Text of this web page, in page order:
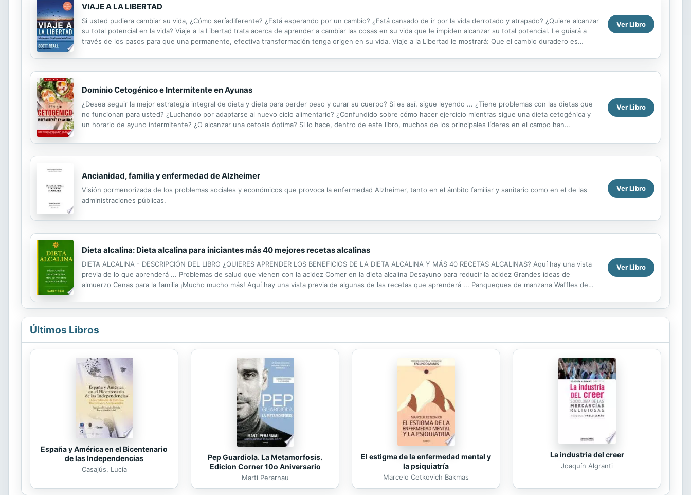
VIAJE A LA LIBERTAD
Si usted pudiera cambiar su vida, ¿Cómo seríadiferente? ¿Está esperando por un cambio? ¿Está cansado de ir por la vida derrotado y atrapado? ¿Quiere alcanzar
su total potencial en la vida? Viaje a la Libertad trata acerca de aprender a cambiar las cosas en su vida que le impiden alcanzar su total potencial. Le guiará a
través de los pasos para que una permanente, efectiva transformación tenga origen en su vida. Viaje a la Libertad le mostrará: Que el cambio duradero es
Ver Libro
Dominio Cetogénico e Intermitente en Ayunas
¿Desea seguir la mejor estrategia integral de dieta y dieta para perder peso y curar su cuerpo? Si es así, sigue leyendo ... ¿Tiene problemas con las dietas que
no funcionan para usted? ¿Luchando por adaptarse al nuevo ciclo alimentario? ¿Confundido sobre cómo hacer ejercicio mientras sigue una dieta cetogénica y
un horario de ayuno intermitente? ¿O alcanzar una cetosis óptima? Si lo hace, dentro de este libro, muchos de los principales líderes en el campo han
Ver Libro
Ancianidad, familia y enfermedad de Alzheimer
Visión pormenorizada de los problemas sociales y económicos que provoca la enfermedad Alzheimer, tanto en el ámbito familiar y sanitario como en el de las
administraciones públicas.
Ver Libro
Dieta alcalina: Dieta alcalina para iniciantes más 40 mejores recetas alcalinas
DIETA ALCALINA - DESCRIPCIÓN DEL LIBRO ¿QUIERES APRENDER LOS BENEFICIOS DE LA DIETA ALCALINA Y MÁS 40 RECETAS ALCALINAS? Aquí hay una vista
previa de lo que aprenderá ... Problemas de salud que vienen con la acidez Comer en la dieta alcalina Desayuno para reducir la acidez Grandes ideas de
almuerzo Cenas para la familia ¡Mucho mucho más! Aquí hay una vista previa de algunas de las recetas que aprenderá ... Panqueques de manzana Waffles de
Ver Libro
Últimos Libros
España y América en el Bicentenario
de las Independencias
Casajús, Lucía
Pep Guardiola. La Metamorfosis.
Edicion Corner 10o Aniversario
Marti Perarnau
El estigma de la enfermedad mental y
la psiquiatría
Marcelo Cetkovich Bakmas
La industria del creer
Joaquín Algranti